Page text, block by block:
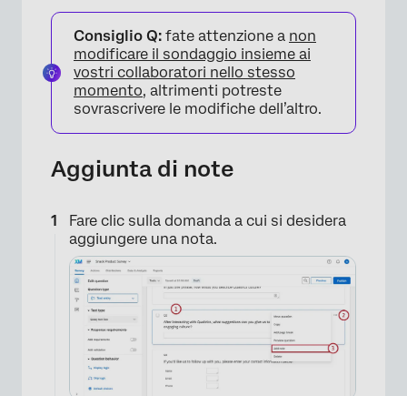
Consiglio Q: fate attenzione a non
modificare il sondaggio insieme ai
vostri collaboratori nello stesso
momento, altrimenti potreste
sovrascrivere le modifiche dell’altro.
Aggiunta di note
Fare clic sulla domanda a cui si desidera
aggiungere una nota.